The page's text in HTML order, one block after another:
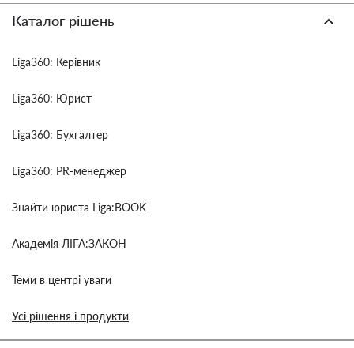
Каталог рішень
Liga360: Керівник
Liga360: Юрист
Liga360: Бухгалтер
Liga360: PR-менеджер
Знайти юриста Liga:BOOK
Академія ЛІГА:ЗАКОН
Теми в центрі уваги
Усі рішення і продукти